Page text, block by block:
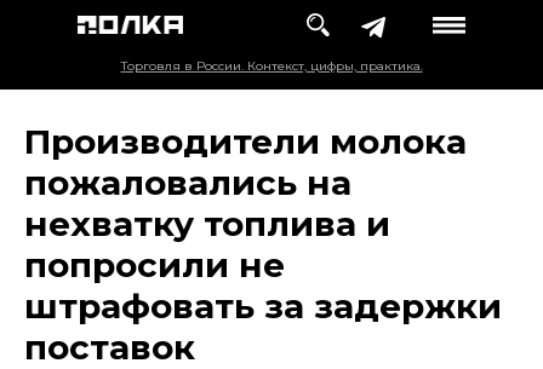
Торговля в России. Контекст, цифры, практика.
Производители молока
пожаловались на
нехватку топлива и
попросили не
штрафовать за задержки
поставок